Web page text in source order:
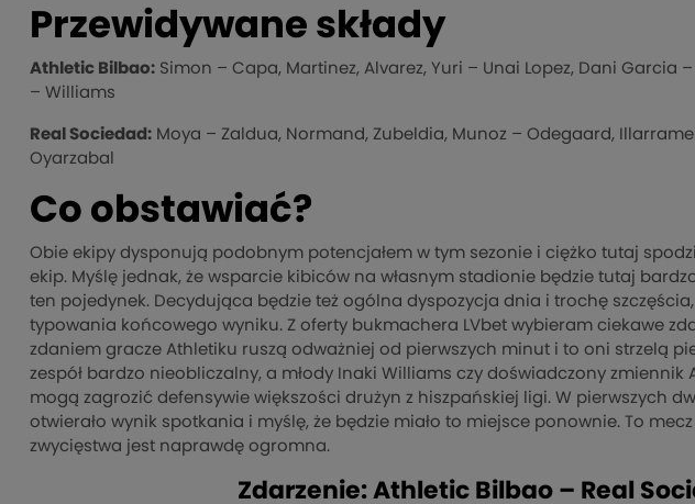
Przewidywane składy
Athletic Bilbao: Simon – Capa, Martinez, Alvarez, Yuri – Unai Lopez, Dani Garcia
– Williams
Real Sociedad: Moya – Zaldua, Normand, Zubeldia, Munoz – Odegaard,
Oyarzabal
Co obstawiać?
Obie ekipy dysponują podobnym potencjałem w tym sezonie i ciężko tutaj
ekip. Myślę jednak, że wsparcie kibiców na własnym stadionie będzie tutaj
ten pojedynek. Decydująca będzie też ogólna dyspozycja dnia i trochę
typowania końcowego wyniku. Z oferty bukmachera LVbet wybieram ciekawe
zdaniem gracze Athletiku ruszą odważniej od pierwszych minut i to oni strzelą
zespół bardzo nieobliczalny, a młody Inaki Williams czy doświadczony zmiennik
mogą zagrozić defensywie większości drużyn z hiszpańskiej ligi. W pierwszych
otwierało wynik spotkania i myślę, że będzie miało to miejsce ponownie. To
zwycięstwa jest naprawdę ogromna.
Zdarzenie: Athletic Bilbao – Real